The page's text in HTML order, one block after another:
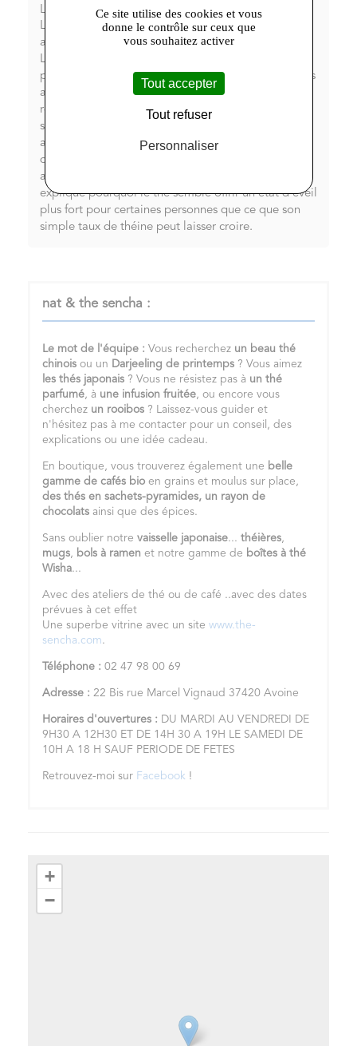
L-Théanine
La L-Théanine (également appelée théanine) est un
acide aminé qui a un effet relaxant mais non sédatif.
La théanine est connue pour sa capacité à vous
placer dans un état idéal de calme attentif. Elle vous
aide à renforcer votre concentration, tout en
réduisant votre stress et en augmentant votre
sensation de bien-être. La théanine peut interagir
avec la théine, en permettant à une plus petite dose
de théine d'avoir un effet plus puissant en
augmentant la concentration et l'état d'éveil. Cela
explique pourquoi le thé semble offrir un état d'éveil
plus fort pour certaines personnes que ce que son
simple taux de théine peut laisser croire.
nat & the sencha :
Le mot de l'équipe : Vous recherchez un beau thé
chinois ou un Darjeeling de printemps ? Vous aimez
les thés japonais ? Vous ne résistez pas à un thé
parfumé, à une infusion fruitée, ou encore vous
cherchez un rooibos ? Laissez-vous guider et
n'hésitez pas à me contacter pour un conseil, des
explications ou une idée cadeau.
En boutique, vous trouverez également une belle
gamme de cafés bio en grains et moulus sur place,
des thés en sachets-pyramides, un rayon de
chocolats ainsi que des épices.
Sans oublier notre vaisselle japonaise... théières,
mugs, bols à ramen et notre gamme de boîtes à thé
Wisha...
Avec des ateliers de thé ou de café ..avec des dates
prévues à cet effet
Une superbe vitrine avec un site www.the-
sencha.com.
Téléphone : 02 47 98 00 69
Adresse : 22 Bis rue Marcel Vignaud 37420 Avoine
Horaires d'ouvertures : DU MARDI AU VENDREDI DE
9H30 A 12H30 ET DE 14H 30 A 19H LE SAMEDI DE
10H A 18 H SAUF PERIODE DE FETES
Retrouvez-moi sur Facebook !
+
−
Ce site utilise des cookies et vous
donne le contrôle sur ceux que
vous souhaitez activer
Tout accepter
Tout refuser
Personnaliser